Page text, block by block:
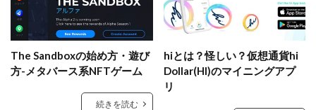
The Sandboxの始め方・遊び
方-メタバース系NFTゲーム
続きを読む
hiとは？怪しい？仮想通貨hi
Dollar(HI)のマイニングアプ
リ